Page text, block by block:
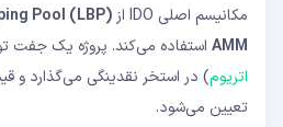
مکانیسم اصلی IDO از
Pool (LBP)
AMM استفاده می‌کند. پروژه یک جفت
اتریوم) در استخر نقدینگی می‌گذارد و
تعیین می‌شود.